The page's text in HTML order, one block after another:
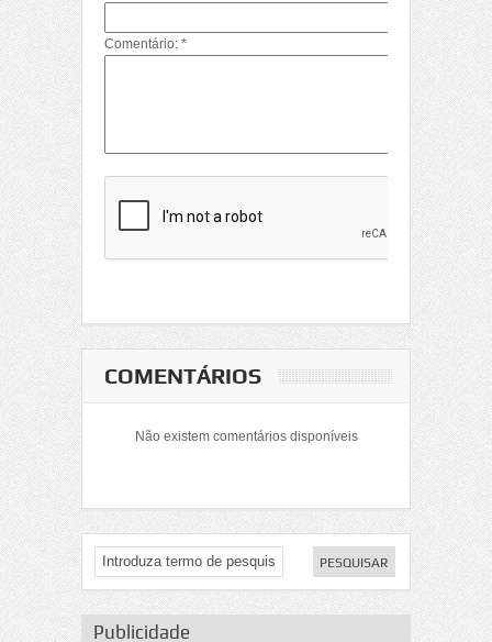
Comentário: *
COMENTÁRIOS
Não existem comentários disponíveis
Publicidade